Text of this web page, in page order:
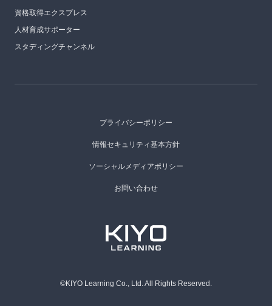
資格取得エクスプレス
人材育成サポーター
スタディングチャンネル
プライバシーポリシー
情報セキュリティ基本方針
ソーシャルメディアポリシー
お問い合わせ
©KIYO Learning Co., Ltd. All Rights Reserved.